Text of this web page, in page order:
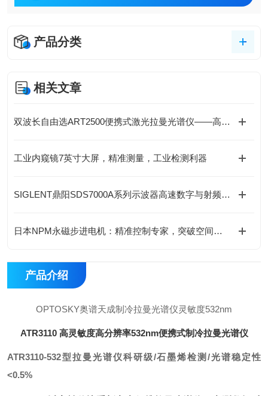
产品分类
相关文章
双波长自由选ART2500便携式激光拉曼光谱仪——高灵敏度·无损检测·
工业内窥镜7英寸大屏，精准测量，工业检测利器
SIGLENT鼎阳SDS7000A系列示波器高速数字与射频设计赋能
日本NPM永磁步进电机：精准控制专家，突破空间限制-成都藤田科技提供
产品介绍
OPTOSKY奥谱天成制冷拉曼光谱仪灵敏度532nm
ATR3110 高灵敏度高分辨率532nm便携式制冷拉曼光谱仪
ATR3110-532型拉曼光谱仪科研级/石墨烯检测/光谱稳定性
<0.5%